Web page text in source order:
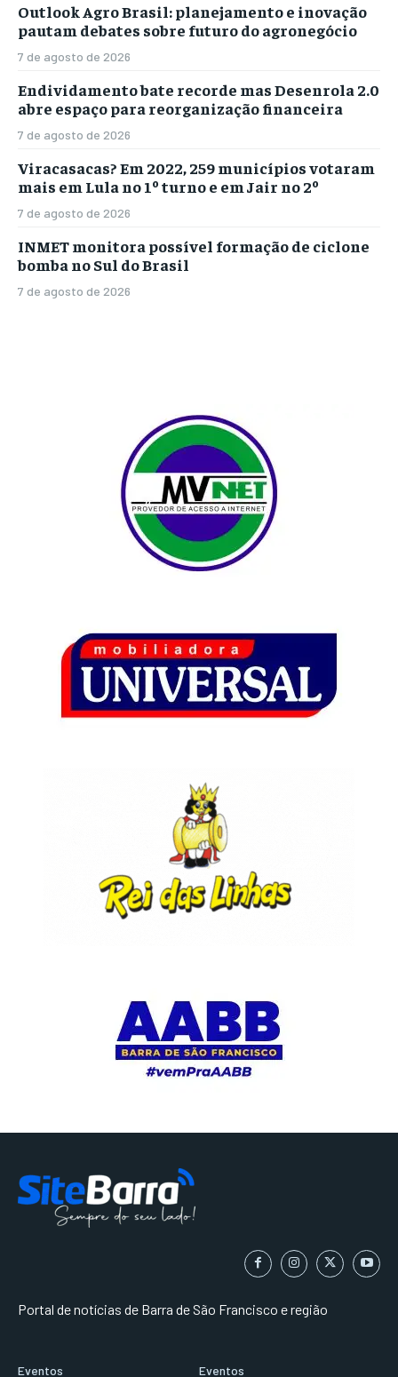
Outlook Agro Brasil: planejamento e inovação
pautam debates sobre futuro do agronegócio
7 de agosto de 2026
Endividamento bate recorde mas Desenrola 2.0
abre espaço para reorganização financeira
7 de agosto de 2026
Viracasacas? Em 2022, 259 municípios votaram
mais em Lula no 1º turno e em Jair no 2º
7 de agosto de 2026
INMET monitora possível formação de ciclone
bomba no Sul do Brasil
7 de agosto de 2026
Portal de notícias de Barra de São Francisco e região
Eventos Eventos